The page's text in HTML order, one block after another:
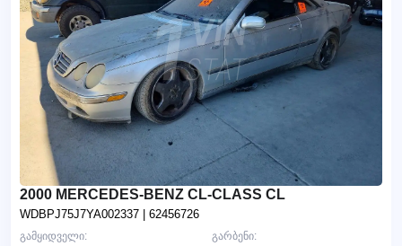
2000 MERCEDES-BENZ CL-CLASS CL
WDBPJ75J7YA002337 | 62456726
გარბენი:
გამყიდველი: